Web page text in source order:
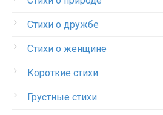
Стихи о дружбе
Стихи о женщине
Короткие стихи
Грустные стихи